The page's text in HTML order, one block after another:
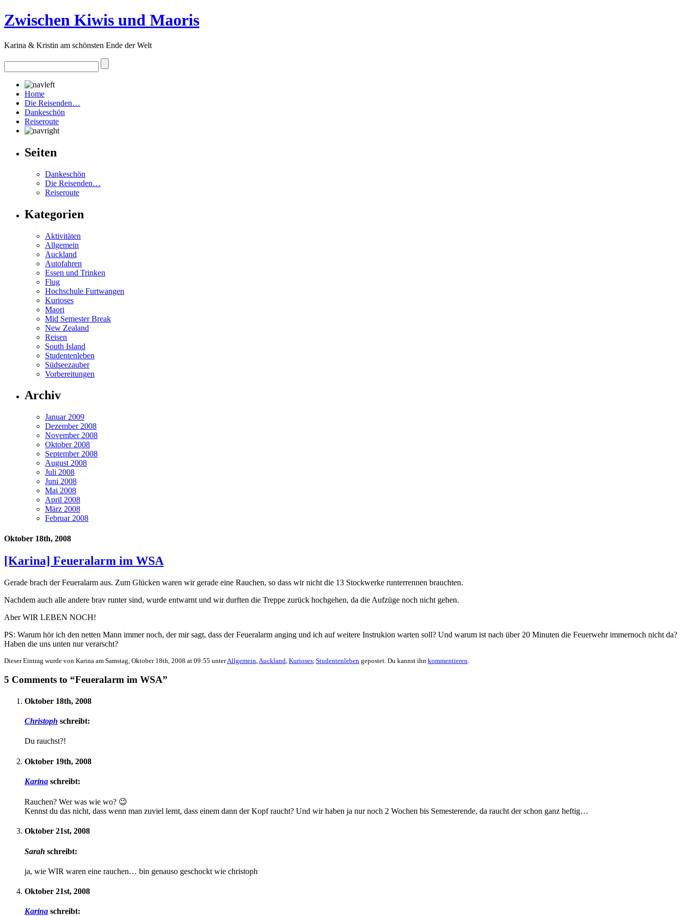
Zwischen Kiwis und Maoris
Karina & Kristin am schönsten Ende der Welt
Home
Die Reisenden…
Dankeschön
Reiseroute
Seiten
Dankeschön
Die Reisenden…
Reiseroute
Kategorien
Aktivitäten
Allgemein
Auckland
Autofahren
Essen und Trinken
Flug
Hochschule Furtwangen
Kurioses
Maori
Mid Semester Break
New Zealand
Reisen
South Island
Studentenleben
Südseezauber
Vorbereitungen
Archiv
Januar 2009
Dezember 2008
November 2008
Oktober 2008
September 2008
August 2008
Juli 2008
Juni 2008
Mai 2008
April 2008
März 2008
Februar 2008
Oktober 18th, 2008
[Karina] Feueralarm im WSA
Gerade brach der Feueralarm aus. Zum Glücken waren wir gerade eine Rauchen, so dass wir nicht die 13 Stockwerke runterrennen brauchten.
Nachdem auch alle andere brav runter sind, wurde entwarnt und wir durften die Treppe zurück hochgehen, da die Aufzüge noch nicht gehen.
Aber WIR LEBEN NOCH!
PS: Warum hör ich den netten Mann immer noch, der mir sagt, dass der Feueralarm anging und ich auf weitere Instrukion warten soll? Und warum ist nach über 20 Minuten die Feuerwehr immernoch nicht da?
Haben die uns unten nur verarscht?
Dieser Eintrag wurde von Karina am Samstag, Oktober 18th, 2008 at 09:55 unterAllgemein Auckland Kurioses Studentenleben gepostet. Du kannst ihn kommentieren
5 Comments to “Feueralarm im WSA”
Oktober 18th, 2008
Christoph schreibt:
Du rauchst?!
Oktober 19th, 2008
Karina schreibt:
Rauchen? Wer was wie wo? 😉
Kennst du das nicht, dass wenn man zuviel lernt, dass einem dann der Kopf raucht? Und wir haben ja nur noch 2 Wochen bis Semesterende, da raucht der schon ganz heftig…
Oktober 21st, 2008
Sarah schreibt:
ja, wie WIR waren eine rauchen… bin genauso geschockt wie christoph
Oktober 21st, 2008
Karina schreibt: